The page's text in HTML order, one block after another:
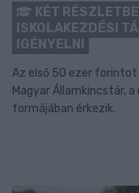
KÉT
ISKOLAKEZDÉSI
IGÉNYELNI
Az első 50 ezer
Magyar Államkincstár,
formájában érkezik.